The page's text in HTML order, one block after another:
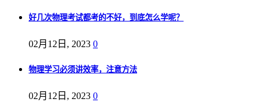
好几次物理考试都考的不好，到底怎么学呢？
02月12日, 2023 0
物理学习必须讲效率，注意方法
02月12日, 2023 0